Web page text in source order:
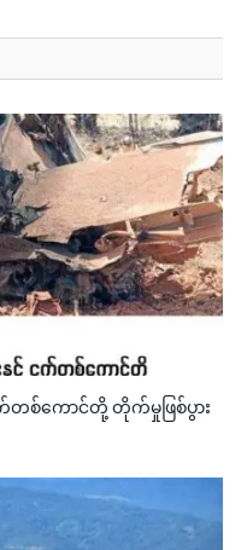
စ်ကောင်တို့ တိုက်မှုဖြစ်ပွား